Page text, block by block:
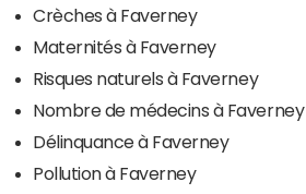
Crèches à Faverney
Maternités à Faverney
Risques naturels à Faverney
Nombre de médecins à Faverney
Délinquance à Faverney
Pollution à Faverney